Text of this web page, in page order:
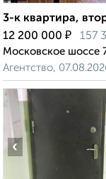
3-к квартира,
12 200 000 ₽ 157
Московское шоссе
Агентство,
‹